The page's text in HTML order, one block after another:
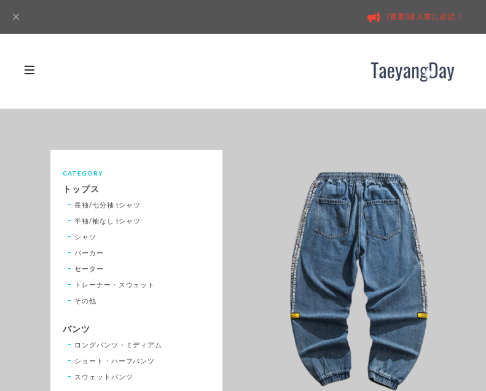
[重要]購入前に必読！
CATEGORY
トップス
長袖/七分袖 tシャツ
半袖/袖なし tシャツ
シャツ
パーカー
セーター
トレーナー・スウェット
その他
パンツ
ロングパンツ・ミディアム
ショート・ハーフパンツ
スウェットパンツ